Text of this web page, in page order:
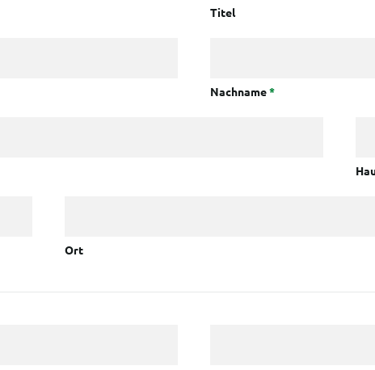
Titel
Nachname*
Ort